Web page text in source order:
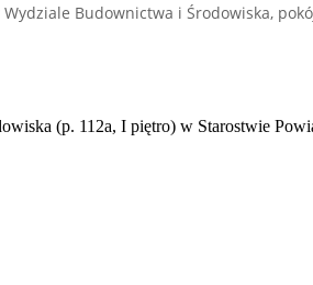
Budownictwa i Środowiska,
(p. 112a, I piętro) w Starostwie